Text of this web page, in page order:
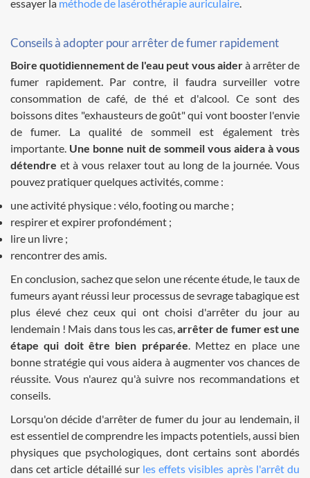
essayer la méthode de lasérothérapie auriculaire.
Conseils à adopter pour arrêter de fumer rapidement
Boire quotidiennement de l'eau peut vous aiderà arrêter de
fumer rapidement. Par contre, il faudra surveiller votre
consommation de café, de thé et d'alcool. Ce sont des
boissons dites "exhausteurs de goût" qui vont booster l'envie
de fumer. La qualité de sommeil est également très
importante. Une bonne nuit de sommeil vous aidera à vous
détendre et à vous relaxer tout au long de la journée. Vous
pouvez pratiquer quelques activités, comme :
une activité physique : vélo, footing ou marche ;
respirer et expirer profondément ;
lire un livre ;
rencontrer des amis.
En conclusion, sachez que selon une récente étude, le taux de
fumeurs ayant réussi leur processus de sevrage tabagique est
plus élevé chez ceux qui ont choisi d'arrêter du jour au
lendemain ! Mais dans tous les cas,arrêter de fumer est une
étape qui doit être bien préparée. Mettez en place une
bonne stratégie qui vous aidera à augmenter vos chances de
réussite. Vous n'aurez qu'à suivre nos recommandations et
conseils.
Lorsqu'on décide d'arrêter de fumer du jour au lendemain, il
est essentiel de comprendre les impacts potentiels, aussi bien
physiques que psychologiques, dont certains sont abordés
dans cet article détaillé sur les effets visibles après l'arrêt du